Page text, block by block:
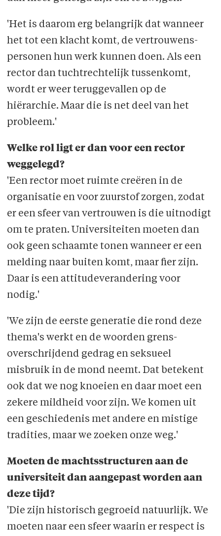
'Het is daarom erg belangrijk dat wanneer
het tot een klacht komt, de vertrouwens­
personen hun werk kunnen doen. Als een
rector dan tuchtrechtelijk tussenkomt,
wordt er weer teruggevallen op de
hiërarchie. Maar die is net deel van het
probleem.'
Welke rol ligt er dan voor een rector
weggelegd?
'Een rector moet ruimte creëren in de
organisatie en voor zuurstof zorgen, zodat
er een sfeer van vertrouwen is die uitnodigt
om te praten. Universiteiten moeten dan
ook geen schaamte tonen wanneer er een
melding naar buiten komt, maar fier zijn.
Daar is een attitudeverandering voor
nodig.'
'We zijn de eerste generatie die rond deze
thema's werkt en de woorden grens­
overschrijdend gedrag en seksueel
misbruik in de mond neemt. Dat betekent
ook dat we nog knoeien en daar moet een
zekere mildheid voor zijn. We komen uit
een geschiedenis met andere en mistige
tradities, maar we zoeken onze weg.'
Moeten de machtsstructuren aan de
universiteit dan aangepast worden aan
deze tijd?
'Die zijn historisch gegroeid natuurlijk. We
moeten naar een sfeer waarin er respect is